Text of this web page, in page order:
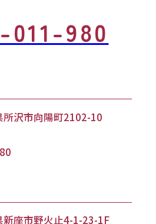
011-980
沢市向陽町2102-10
座市野火止4-1-23-1F